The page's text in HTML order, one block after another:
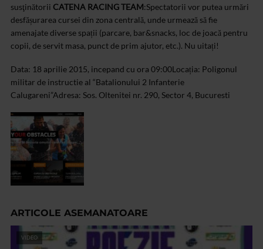
susţinătorii CATENA RACING TEAM:Spectatorii vor putea urmări
desfășurarea cursei din zona centrală, unde urmează să fie
amenajate diverse spații (parcare, bar&snacks, loc de joacă pentru
copii, de servit masa, punct de prim ajutor, etc.). Nu uitați!
Data: 18 aprilie 2015, incepand cu ora 09:00Locația: Poligonul
militar de instructie al “Batalionului 2 Infanterie
Calugareni”Adresa: Sos. Oltenitei nr. 290, Sector 4, Bucuresti
ARTICOLE ASEMANATOARE
VIDEO